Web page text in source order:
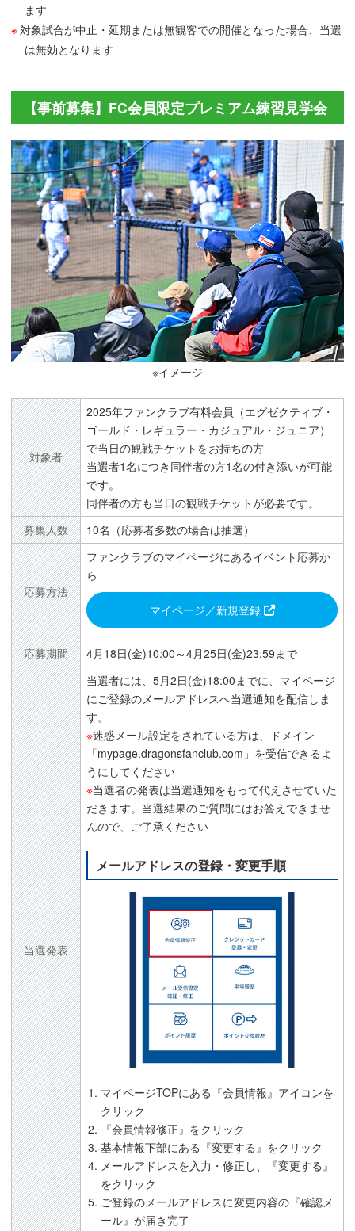
ます
対象試合が中止・延期または無観客での開催となった場合、当選
は無効となります
【事前募集】FC会員限定プレミアム練習見学会
※イメージ
対象者
2025年ファンクラブ有料会員（エグゼクティブ・
ゴールド・レギュラー・カジュアル・ジュニア）
で当日の観戦チケットをお持ちの方
当選者1名につき同伴者の方1名の付き添いが可能
です。
同伴者の方も当日の観戦チケットが必要です。
募集人数
10名（応募者多数の場合は抽選）
応募方法
ファンクラブのマイページにあるイベント応募か
ら
マイページ／新規登録
応募期間 4月18日(金)10:00～4月25日(金)23:59まで
当選発表
当選者には、5月2日(金)18:00までに、マイページ
にご登録のメールアドレスへ当選通知を配信しま
す。
※迷惑メール設定をされている方は、ドメイン
「mypage.dragonsfanclub.com」を受信できるよ
うにしてください
※当選者の発表は当選通知をもって代えさせていた
だきます。当選結果のご質問にはお答えできませ
んので、ご了承ください
メールアドレスの登録・変更手順
マイページTOPにある『会員情報』アイコンを
クリック
『会員情報修正』をクリック
基本情報下部にある『変更する』をクリック
メールアドレスを入力・修正し、『変更する』
をクリック
ご登録のメールアドレスに変更内容の『確認メ
ール』が届き完了